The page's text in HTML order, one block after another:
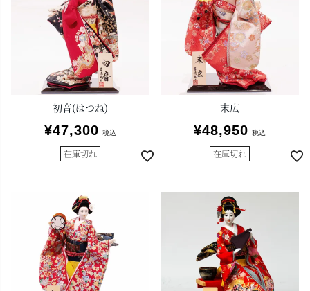
初音(はつね)
¥47,300 税込
在庫切れ
末広
¥48,950 税込
在庫切れ